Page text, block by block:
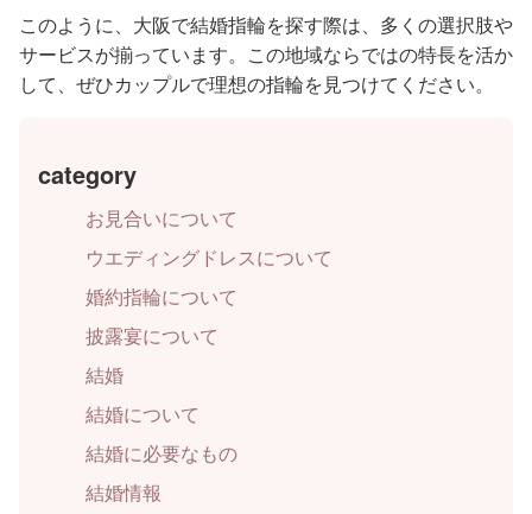
このように、大阪で結婚指輪を探す際は、多くの選択肢や
サービスが揃っています。この地域ならではの特長を活か
して、ぜひカップルで理想の指輪を見つけてください。
category
お見合いについて
ウエディングドレスについて
婚約指輪について
披露宴について
結婚
結婚について
結婚に必要なもの
結婚情報